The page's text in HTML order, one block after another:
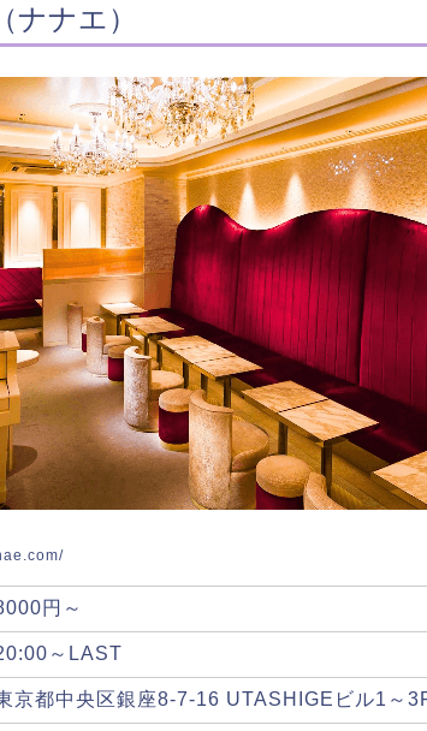
ナナエ）
円～
～LAST
京都中央区銀座8-7-16 UTASHIGEビル1～